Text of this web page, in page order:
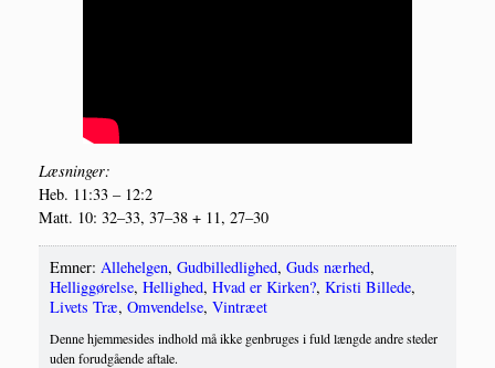
Læs­nin­ger:
Heb. 11:33 – 12:2
Matt. 10: 32–33, 37–38 + 11, 27–30
Emner: Allehelgen, Gudbilledlighed, Guds nærhed,
Helliggørelse, Hellighed, Hvad er Kirken?, Kristi Billede,
Livets Træ, Omvendelse, Vintræet
Denne hjemmesides indhold må ikke genbruges i fuld længde andre steder
uden forudgående aftale.